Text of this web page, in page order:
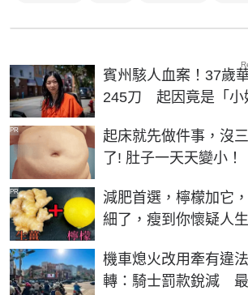
賓州駭人血案！37歲
245刀 起因竟是「小
起床就先做件事，沒
了! 肚子一天天變小！
PR
減肥首選，檸檬加它
細了，瘦到你懷疑人生
PR
機車熄火改用牽有違
轉：騎士罰款銳減